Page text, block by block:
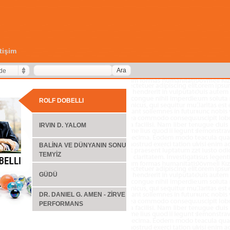
Ara
ROLF DOBELLI
IRVIN D. YALOM
BALİNA VE DÜNYANIN SONU
TEMYİZ
GÜDÜ
DR. DANIEL G. AMEN - ZİRVE
PERFORMANS